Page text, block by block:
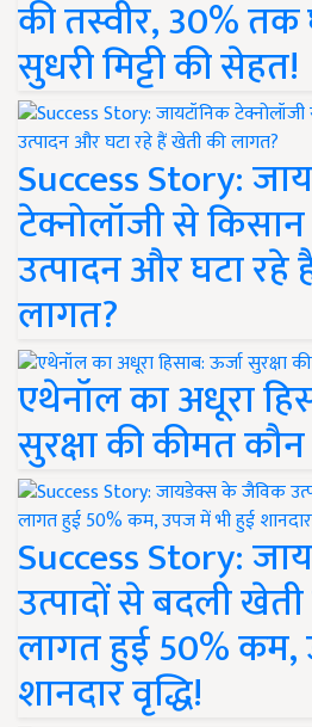
की तस्वीर, 30%
सुधरी मिट्टी की सेहत!
Success Story:
टेक्नोलॉजी से
उत्पादन और घटा रहे
लागत?
एथेनॉल का अधूरा
सुरक्षा की कीमत
Success Story:
उत्पादों से बदली
लागत हुई 50% कम,
शानदार वृद्धि!